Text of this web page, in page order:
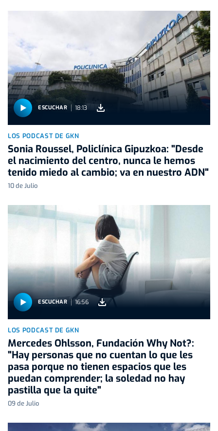
ESCUCHAR 18:13
LOS PODCAST DE GKN
Sonia Roussel, Policlínica Gipuzkoa: "Desde
el nacimiento del centro, nunca le hemos
tenido miedo al cambio; va en nuestro ADN"
10 de Julio
ESCUCHAR 16:56
LOS PODCAST DE GKN
Mercedes Ohlsson, Fundación Why Not?:
"Hay personas que no cuentan lo que les
pasa porque no tienen espacios que les
puedan comprender; la soledad no hay
pastilla que la quite"
09 de Julio